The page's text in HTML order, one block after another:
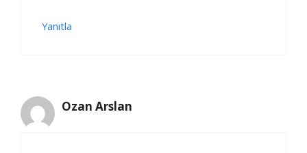
Yanıtla
Ozan Arslan